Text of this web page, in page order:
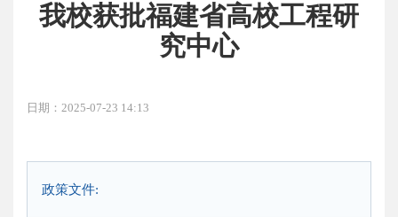
我校获批福建省高校工程研
究中心
日期：2025-07-23 14:13
政策文件: